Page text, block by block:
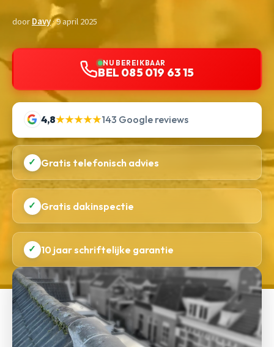
doorDavy· 9 april 2025
NU BEREIKBAAR
BEL 085 019 63 15
4,8★★★★★143 Google reviews
✓ Gratis telefonisch advies
✓ Gratis dakinspectie
✓ 10 jaar schriftelijke garantie